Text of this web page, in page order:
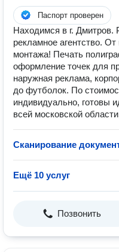
Паспорт проверен
Находимся в г. Дмитров.
рекламное агентство.
монтажа! Печать
оформление точек для
наружная реклама,
до футболок. По
индивидуально, готовы
всей московской
Сканирование
Ещё 10 услуг
Позвонить